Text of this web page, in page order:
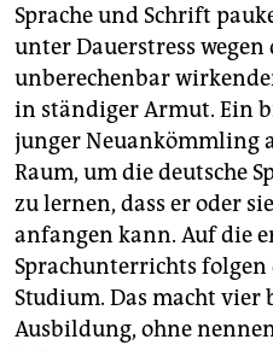
Sprache und Schrift
unter Dauerstress
unberechenbar
in ständiger Armut. Ein
junger Neuankömmling
Raum, um die deutsche
zu lernen, dass er oder
anfangen kann. Auf die
Sprachunterrichts folgen
Studium. Das macht vier
Ausbildung, ohne